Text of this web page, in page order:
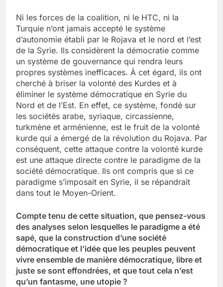
Ni les forces de la coalition, ni le HTC, ni la
Turquie n’ont jamais accepté le système
d’autonomie établi par le Rojava et le nord et l’est
de la Syrie. Ils considèrent la démocratie comme
un système de gouvernance qui rendra leurs
propres systèmes inefficaces. À cet égard, ils ont
cherché à briser la volonté des Kurdes et à
éliminer le système démocratique en Syrie du
Nord et de l’Est. En effet, ce système, fondé sur
les sociétés arabe, syriaque, circassienne,
turkmène et arménienne, est le fruit de la volonté
kurde qui a émergé de la révolution du Rojava. Par
conséquent, cette attaque contre la volonté kurde
est une attaque directe contre le paradigme de la
société démocratique. Ils ont compris que si ce
paradigme s’imposait en Syrie, il se répandrait
dans tout le Moyen-Orient.
Compte tenu de cette situation, que pensez-vous
des analyses selon lesquelles le paradigme a été
sapé, que la construction d’une société
démocratique et l’idée que les peuples peuvent
vivre ensemble de manière démocratique, libre et
juste se sont effondrées, et que tout cela n’est
qu’un fantasme, une utopie ?